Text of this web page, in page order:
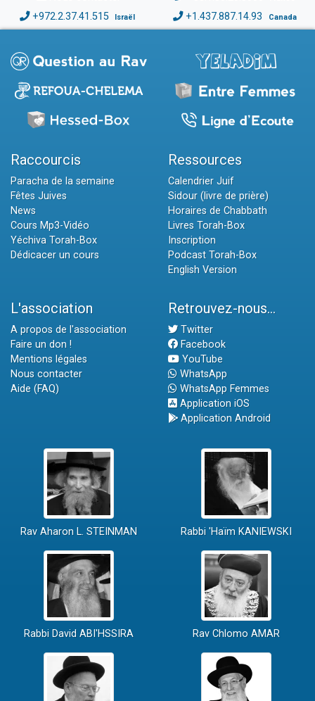
+972.2.37.41.515 Israël +1.437.887.14.93 Canada
Raccourcis
Paracha de la semaine
Fêtes Juives
News
Cours Mp3-Vidéo
Yéchiva Torah-Box
Dédicacer un cours
Ressources
Calendrier Juif
Sidour (livre de prière)
Horaires de Chabbath
Livres Torah-Box
Inscription
Podcast Torah-Box
English Version
L'association
A propos de l'association
Faire un don !
Mentions légales
Nous contacter
Aide (FAQ)
Retrouvez-nous...
Twitter
Facebook
YouTube
WhatsApp
WhatsApp Femmes
Application iOS
Application Android
Rav Aharon L. STEINMAN Rabbi 'Haïm KANIEWSKI
Rabbi David ABI'HSSIRA Rav Chlomo AMAR